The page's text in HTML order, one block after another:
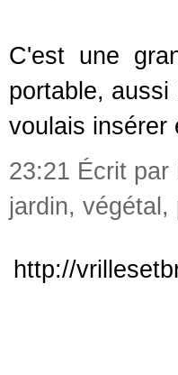
C'est une
portable,
voulais insérer
23:21 Écrit par
jardin, végétal ,
http://